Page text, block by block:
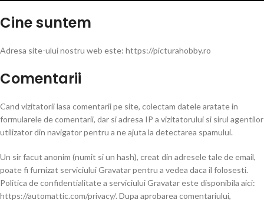
Cine suntem
Adresa site-ului nostru web este: https://picturahobby.ro
Comentarii
Cand vizitatorii lasa comentarii pe site, colectam datele aratate in
formularele de comentarii, dar si adresa IP a vizitatorului si sirul agentilor
utilizator din navigator pentru a ne ajuta la detectarea spamului.
Un sir facut anonim (numit si un hash), creat din adresele tale de email,
poate fi furnizat serviciului Gravatar pentru a vedea daca il folosesti.
Politica de confidentialitate a serviciului Gravatar este disponibila aici:
https://automattic.com/privacy/. Dupa aprobarea comentariului,